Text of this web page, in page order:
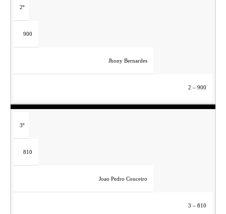
2º
900
Jhony Bernardes
2 – 900
3º
810
Joao Pedro Couceiro
3 – 810